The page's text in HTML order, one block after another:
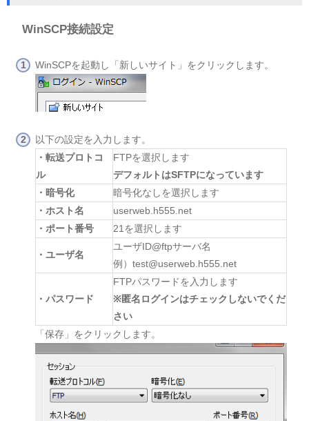
WinSCP接続設定
WinSCPを起動し「新しいサイト」をクリックします。
以下の設定を入力します。
・転送プロトコ
ル
FTPを選択します
デフォルトはSFTPになっています
・暗号化
暗号化なしを選択します
・ホスト名
userweb.h555.net
・ポート番号
21を選択します
・ユーザ名
ユーザID@ftpサーバ名
例）test@userweb.h555.net
・パスワード
FTPパスワードを入力します
※匿名ログインはチェックしないでくだ
さい
「保存」をクリックします。